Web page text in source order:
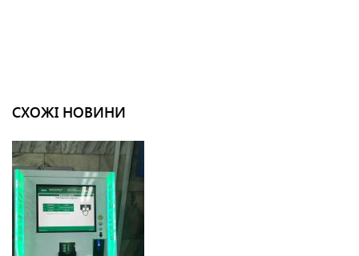
СХОЖІ НОВИНИ